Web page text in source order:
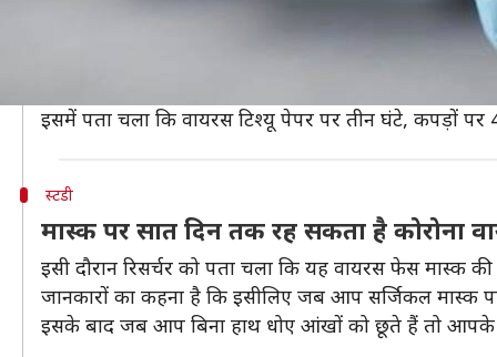
क्या जानने के लिए की गई थी यह स्टडी?
द लान्सेट मेडिकल जर्नल में पब्लिश हांगकांग यूनिवर्सिटी के
इसमें पता चला कि वायरस टिश्यू पेपर पर तीन घंटे, कपड़ों
स्टडी
मास्क पर सात दिन तक रह सकता है कोरोना
इसी दौरान रिसर्चर को पता चला कि यह वायरस फेस मास्क
जानकारों का कहना है कि इसीलिए जब आप सर्जिकल
इसके बाद जब आप बिना हाथ धोए आंखों को छूते हैं तो आपके